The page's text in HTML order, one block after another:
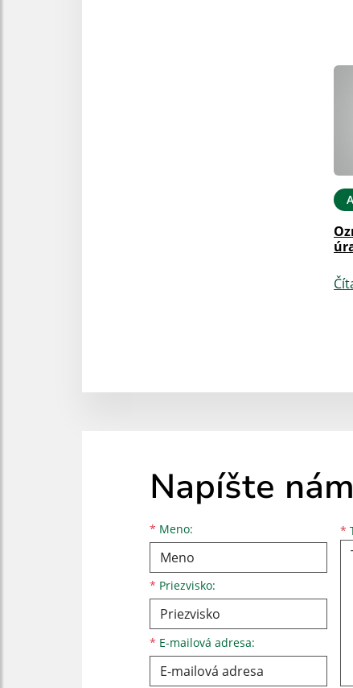
Napíšte nám
* Meno:
Meno
* Priezvisko:
Priezvisko
* E-mailová adresa:
E-mailová adresa *